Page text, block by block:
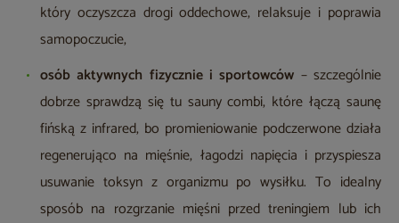
który oczyszcza drogi oddechowe, relaksuje i poprawia
samopoczucie,
osób aktywnych fizycznie i sportowców – szczególnie
dobrze sprawdzą się tu sauny combi, które łączą saunę
fińską z infrared, bo promieniowanie podczerwone działa
regenerująco na mięśnie, łagodzi napięcia i przyspiesza
usuwanie toksyn z organizmu po wysiłku. To idealny
sposób na rozgrzanie mięśni przed treningiem lub ich